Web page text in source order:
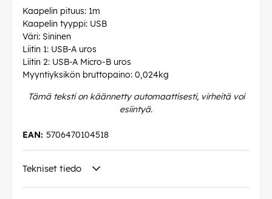
Kaapelin pituus: 1m
Kaapelin tyyppi: USB
Väri: Sininen
Liitin 1: USB-A uros
Liitin 2: USB-A Micro-B uros
Myyntiyksikön bruttopaino: 0,024kg
Tämä teksti on käännetty automaattisesti, virheitä voi
esiintyä.
5706470104518
EAN:
Tekniset tiedo